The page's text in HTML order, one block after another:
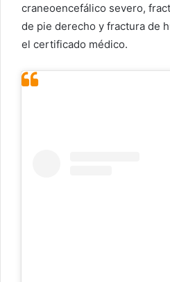
craneoencefálico severo,
de pie derecho y fractura de
el certificado médico.